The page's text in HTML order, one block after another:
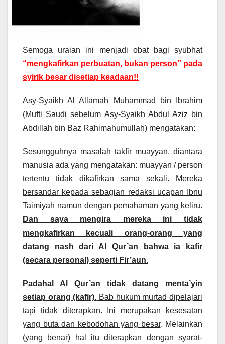
Semoga uraian ini menjadi obat bagi syubhat
“mengkafirkan perbuatan, bukan person” pada
syirik besar disetiap keadaan!!
Asy-Syaikh Al Allamah Muhammad bin Ibrahim
(Mufti Saudi sebelum Asy-Syaikh Abdul Aziz bin
Abdillah bin Baz Rahimahumullah) mengatakan:
Sesungguhnya masalah takfir muayyan, diantara
manusia ada yang mengatakan: muayyan / person
tertentu tidak dikafirkan sama sekali.
Mereka
bersandar kepada sebagian redaksi ucapan Ibnu
Taimiyah namun dengan pemahaman yang keliru.
Dan saya mengira mereka ini tidak
mengkafirkan kecuali orang-orang yang
datang nash dari Al Qur’an bahwa ia kafir
(secara personal) seperti Fir’aun.
Padahal Al Qur’an tidak datang menta’yin
setiap orang (kafir). Bab hukum murtad dipelajari
tapi tidak diterapkan. Ini merupakan kesesatan
yang buta dan kebodohan yang besar. Melainkan
(yang benar) hal itu diterapkan dengan syarat-